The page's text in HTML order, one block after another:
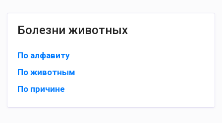
Болезни животных
По алфавиту
По животным
По причине